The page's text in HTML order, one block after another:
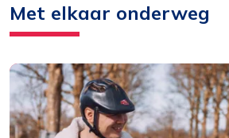
Met elkaar onderweg